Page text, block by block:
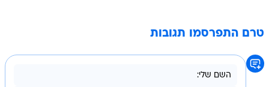
טרם התפרסמו תגובות